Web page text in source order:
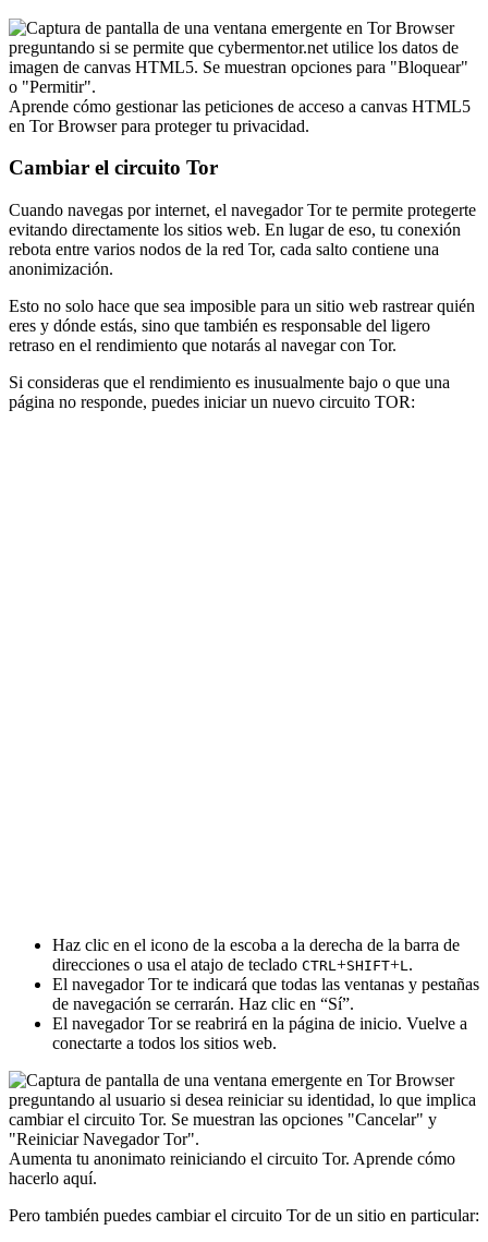
Aprende cómo gestionar las peticiones de acceso a canvas HTML5
en Tor Browser para proteger tu privacidad.
Cambiar el circuito Tor
Cuando navegas por internet, el navegador Tor te permite protegerte
evitando directamente los sitios web. En lugar de eso, tu conexión
rebota entre varios nodos de la red Tor, cada salto contiene una
anonimización.
Esto no solo hace que sea imposible para un sitio web rastrear quién
eres y dónde estás, sino que también es responsable del ligero
retraso en el rendimiento que notarás al navegar con Tor.
Si consideras que el rendimiento es inusualmente bajo o que una
página no responde, puedes iniciar un nuevo circuito TOR:
Haz clic en el icono de la escoba a la derecha de la barra de
direcciones o usa el atajo de teclado CTRL+SHIFT+L.
El navegador Tor te indicará que todas las ventanas y pestañas
de navegación se cerrarán. Haz clic en “Sí”.
El navegador Tor se reabrirá en la página de inicio. Vuelve a
conectarte a todos los sitios web.
Aumenta tu anonimato reiniciando el circuito Tor. Aprende cómo
hacerlo aquí.
Pero también puedes cambiar el circuito Tor de un sitio en particular: